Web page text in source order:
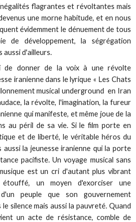
flagrantes et révoltantes mais
une morne habitude, et en nous
évidemment le dénuement de tous
de développement, la ségrégation
aussi d'ailleurs.
de donner de la voix à une révolte
iranienne dans le lyrique « Les Chats
musical underground en Iran
la révolte, l'imagination, la fureur
qui manifeste, et même joue de la
au péril de sa vie. Si le film porte en
et de liberté, le véritable héros du
aussi la jeunesse iranienne qui la porte
pacifiste. Un voyage musical sans
est un cri d'autant plus vibrant
un moyen d'exorciser une
peuple que son gouvernement
silence mais aussi la pauvreté. Quand
un acte de résistance, comble de